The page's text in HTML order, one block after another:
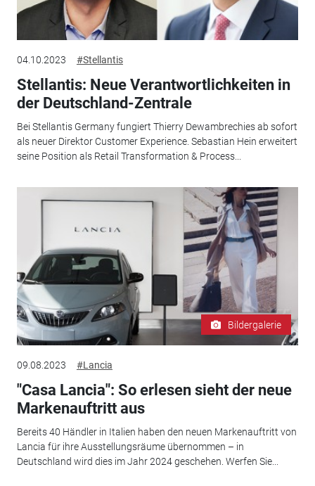
04.10.2023 #Stellantis
Stellantis: Neue Verantwortlichkeiten in
der Deutschland-Zentrale
Bei Stellantis Germany fungiert Thierry Dewambrechies ab sofort
als neuer Direktor Customer Experience. Sebastian Hein erweitert
seine Position als Retail Transformation & Process...
Bildergalerie
09.08.2023 #Lancia
"Casa Lancia": So erlesen sieht der neue
Markenauftritt aus
Bereits 40 Händler in Italien haben den neuen Markenauftritt von
Lancia für ihre Ausstellungsräume übernommen – in
Deutschland wird dies im Jahr 2024 geschehen. Werfen Sie...